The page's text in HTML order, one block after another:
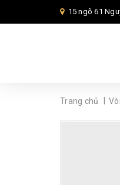
15 ngõ 61
Trang chủ